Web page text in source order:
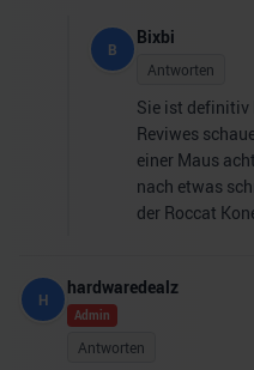
B
Bixbi
Antworten
Sie ist definitiv
Reviwes
einer Maus
nach etwas
der Roccat
H
hardwaredealz
Admin
Antworten